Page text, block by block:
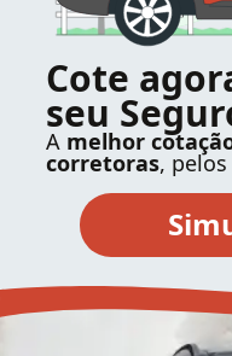
Cote
seu
A melhor
corretoras, pelos